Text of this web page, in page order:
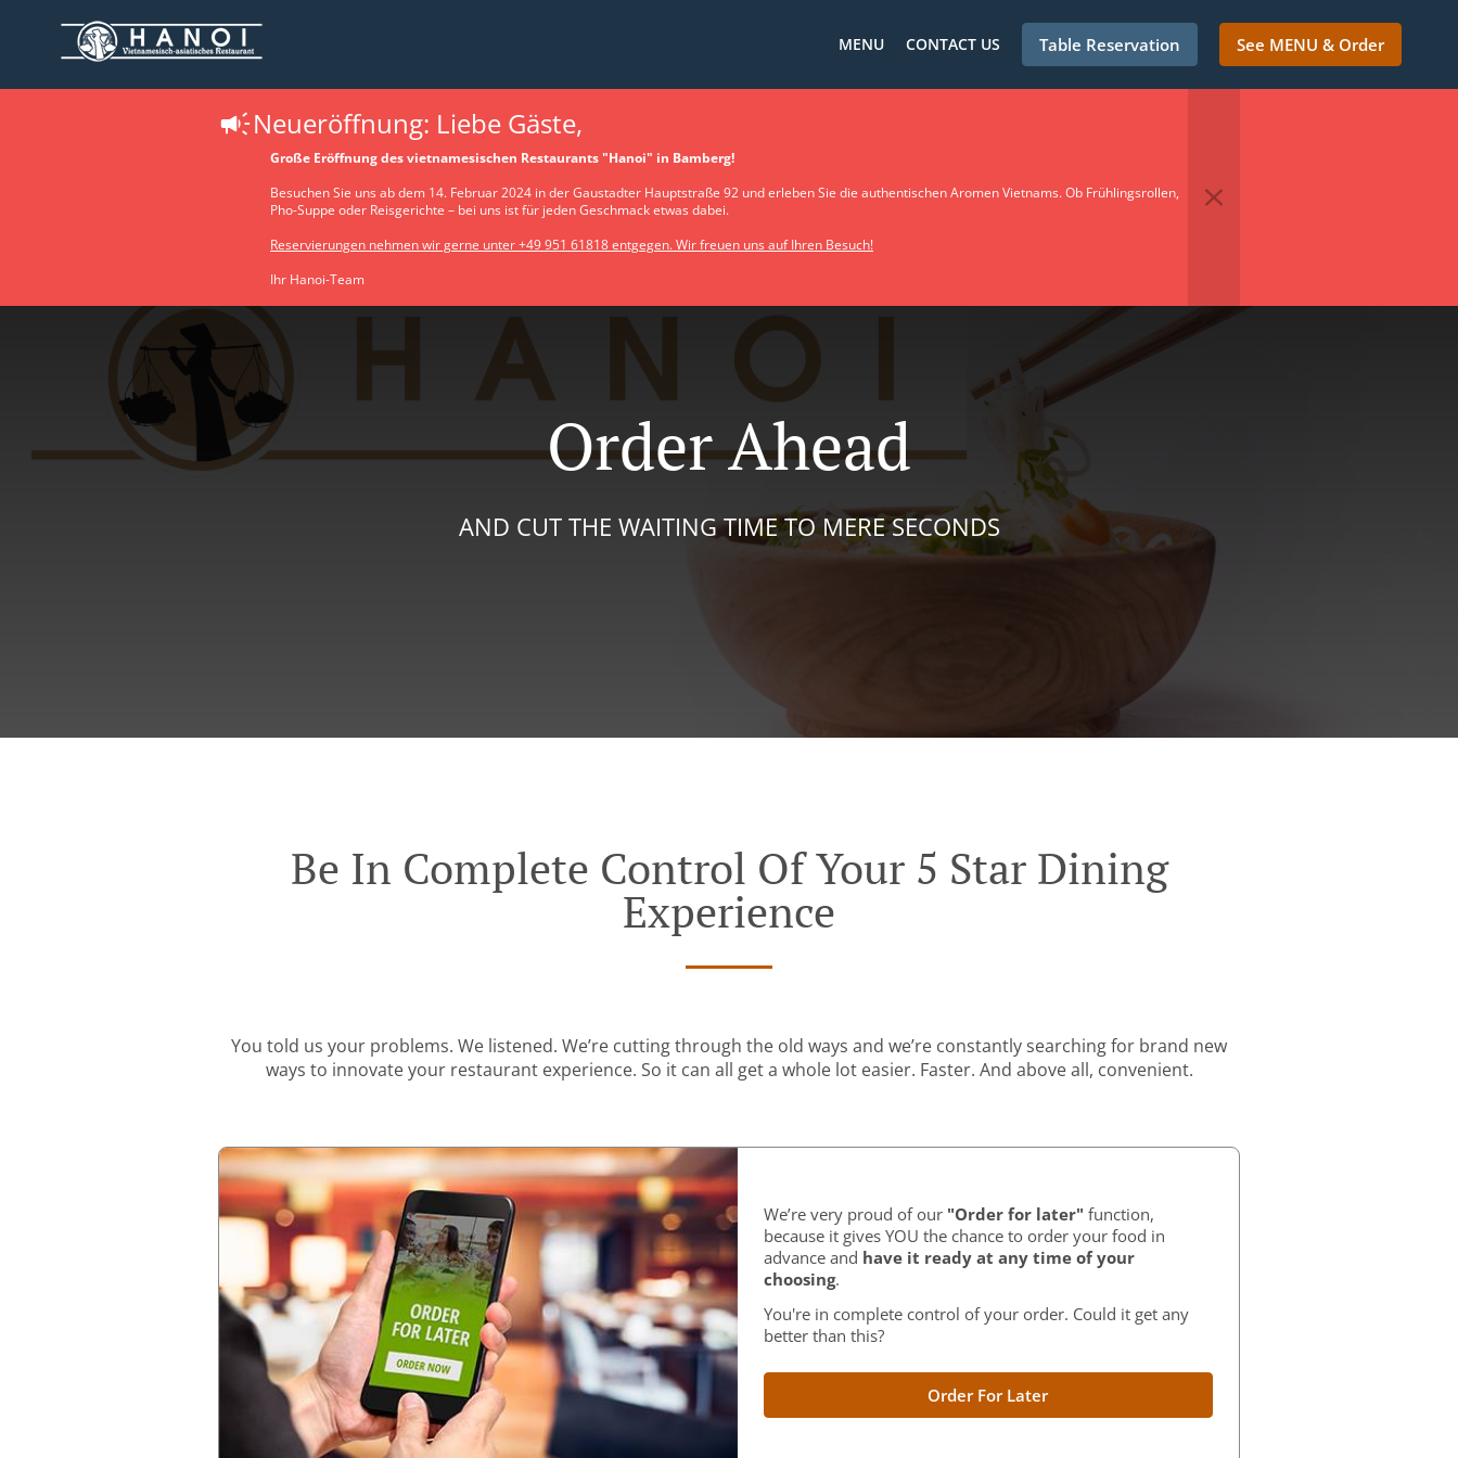
MENU CONTACT US Table Reservation See MENU & Order
Neueröffnung: Liebe Gäste,
Große Eröffnung des vietnamesischen Restaurants "Hanoi" in Bamberg!
Besuchen Sie uns ab dem 14. Februar 2024 in der Gaustadter Hauptstraße 92 und erleben Sie die authentischen Aromen Vietnams. Ob Frühlingsrollen,
Pho-Suppe oder Reisgerichte – bei uns ist für jeden Geschmack etwas dabei.
Reservierungen nehmen wir gerne unter +49 951 61818 entgegen. Wir freuen uns auf Ihren Besuch!
Ihr Hanoi-Team
Order Ahead
AND CUT THE WAITING TIME TO MERE SECONDS
Be In Complete Control Of Your 5 Star Dining
Experience
You told us your problems. We listened. We’re cutting through the old ways and we’re constantly searching for brand new
ways to innovate your restaurant experience. So it can all get a whole lot easier. Faster. And above all, convenient.
We’re very proud of our "Order for later" function,
because it gives YOU the chance to order your food in
advance and have it ready at any time of your
choosing.
You're in complete control of your order. Could it get any
better than this?
Order For Later